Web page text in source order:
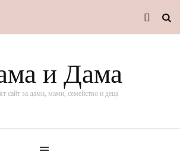
и Дама
сайт за дами, мами, семейство и деца